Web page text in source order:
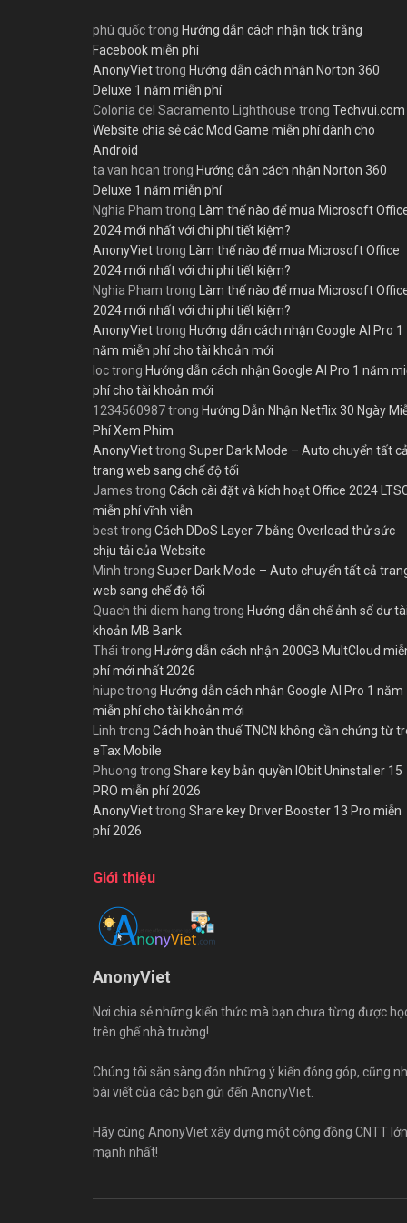
phú quốctrong Hướng dẫn cách nhận tick trắng
Facebook miễn phí
AnonyViettrong Hướng dẫn cách nhận Norton 360
Deluxe 1 năm miễn phí
Colonia del Sacramento Lighthouse trong Techvui.com
Website chia sẻ các Mod Game miễn phí dành cho
Android
ta van hoan trong Hướng dẫn cách nhận Norton 360
Deluxe 1 năm miễn phí
Nghia Pham trong Làm thế nào để mua Microsoft
2024 mới nhất với chi phí tiết kiệm?
AnonyViettrong Làm thế nào để mua Microsoft Office
2024 mới nhất với chi phí tiết kiệm?
Nghia Pham trong Làm thế nào để mua Microsoft
2024 mới nhất với chi phí tiết kiệm?
AnonyViettrong Hướng dẫn cách nhận Google AI Pro 1
năm miễn phí cho tài khoản mới
loctrong Hướng dẫn cách nhận Google AI Pro 1 năm
phí cho tài khoản mới
1234560987trong Hướng Dẫn Nhận Netflix 30 Ngày
Phí Xem Phim
AnonyViettrong Super Dark Mode – Auto chuyển tất cả
trang web sang chế độ tối
James trong Cách cài đặt và kích hoạt Office 2024
miễn phí vĩnh viễn
besttrong Cách DDoS Layer 7 bằng Overload thử sức
chịu tải của Website
Minh trong Super Dark Mode – Auto chuyển tất cả
web sang chế độ tối
Quach thi diem hang trong Hướng dẫn chế ảnh số dư tài
khoản MB Bank
Thái trong Hướng dẫn cách nhận 200GB MultCloud
phí mới nhất 2026
hiupctrong Hướng dẫn cách nhận Google AI Pro 1 năm
miễn phí cho tài khoản mới
Linh trong Cách hoàn thuế TNCN không cần chứng từ
eTax Mobile
Phuong trong Share key bản quyền IObit Uninstaller 15
PRO miễn phí 2026
AnonyViettrong Share key Driver Booster 13 Pro miễn
phí 2026
Giới thiệu
AnonyViet
Nơi chia sẻ những kiến thức mà bạn chưa từng được
trên ghế nhà trường!
Chúng tôi sẵn sàng đón những ý kiến đóng góp, cũng
bài viết của các bạn gửi đến AnonyViet.
Hãy cùng AnonyViet xây dựng một cộng đồng CNTT lớn
mạnh nhất!